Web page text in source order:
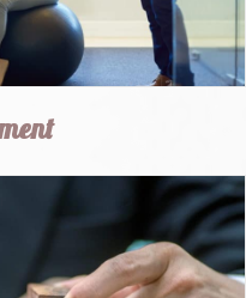
pour donner du